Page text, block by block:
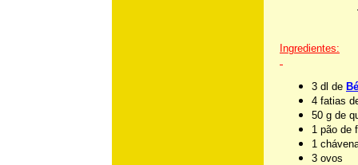
Ingredientes:
3 dl de
4 fatias
50 g de
1 pão de
1
3 ovos